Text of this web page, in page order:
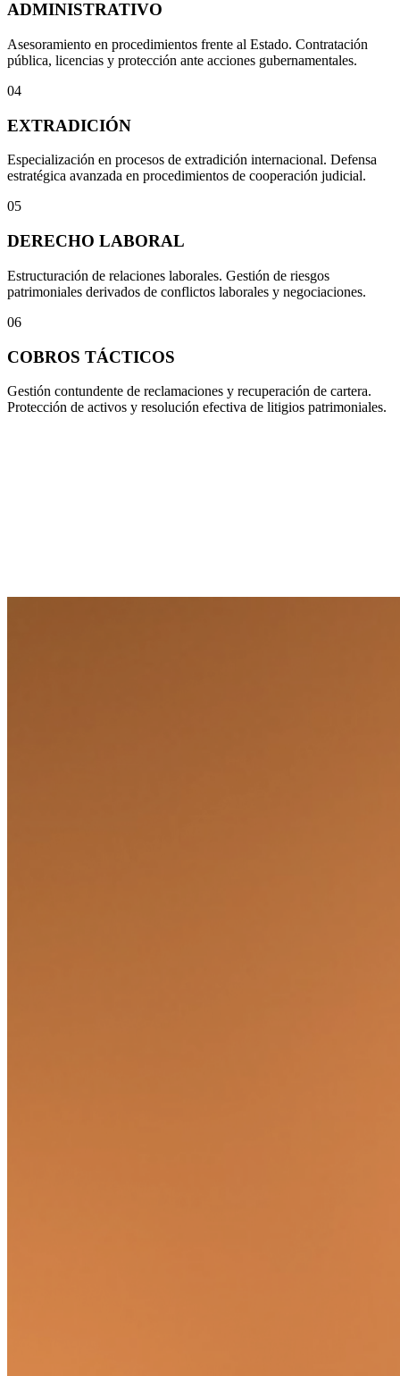
ADMINISTRATIVO
Asesoramiento en procedimientos frente al Estado. Contratación
pública, licencias y protección ante acciones gubernamentales.
04
EXTRADICIÓN
Especialización en procesos de extradición internacional. Defensa
estratégica avanzada en procedimientos de cooperación judicial.
05
DERECHO LABORAL
Estructuración de relaciones laborales. Gestión de riesgos
patrimoniales derivados de conflictos laborales y negociaciones.
06
COBROS TÁCTICOS
Gestión contundente de reclamaciones y recuperación de cartera.
Protección de activos y resolución efectiva de litigios patrimoniales.